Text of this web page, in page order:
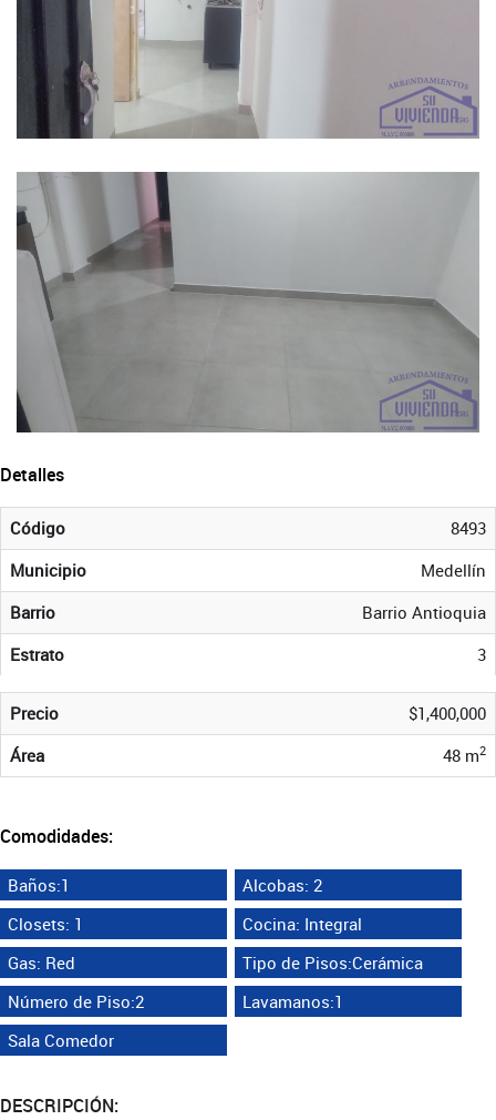
Detalles
Código
8493
Municipio
Medellín
Barrio
Barrio Antioquia
Estrato
3
Precio
$1,400,000
Área
48 m2
Comodidades:
Baños:1
Alcobas: 2
Closets: 1
Cocina: Integral
Gas: Red
Tipo de Pisos:Cerámica
Número de Piso:2
Lavamanos:1
Sala Comedor
DESCRIPCIÓN: